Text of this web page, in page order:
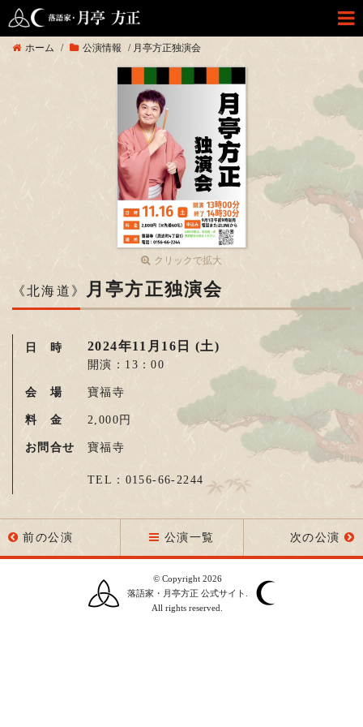
ホーム / 公演情報 / 月亭方正独演会
クリックで拡大
《北海道》 月亭方正独演会
日 時 2024年11月16日 (土)
開演：13：00
会 場 寶福寺
料 金 2,000円
お問合せ 寶福寺
TEL：0156-66-2244
前の公演 公演一覧 次の公演
© Copyright 2026
落語家・月亭方正 公式サイト.
All rights reserved.